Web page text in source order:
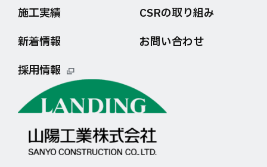
施工実績
CSRの取り組み
新着情報
お問い合わせ
採用情報